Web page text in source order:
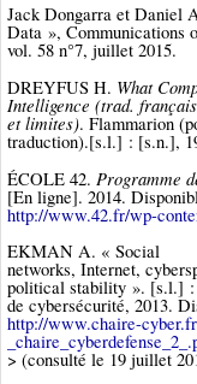
Jack Dongarra et Daniel
Data », Communications
vol. 58 n°7, juillet 2015.
DREYFUS H. What
Intelligence (trad.
et limites). Flammarion
traduction).[s.l.] : [s.n.],
ÉCOLE 42. Programme
[En ligne]. 2014.
http://www.42.fr/wp-
EKMAN A. « Social
networks, Internet,
political stability ». [s.l.] :
de cybersécurité, 2013.
http://www.chaire-
> (consulté le 19 juillet